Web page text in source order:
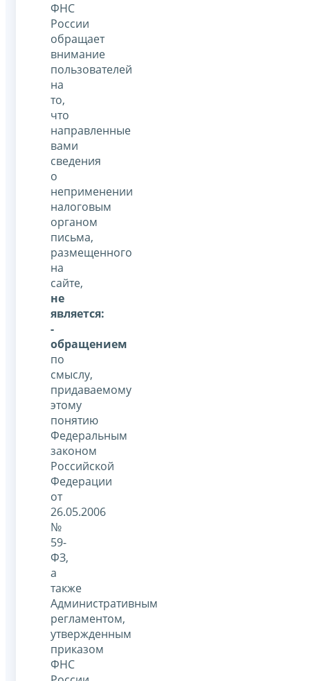
ФНС
России
обращает
внимание
пользователей
на
то,
что
направленные
вами
сведения
о
неприменении
налоговым
органом
письма,
размещенного
на
сайте,
не
является:
-
обращением
по
смыслу,
придаваемому
этому
понятию
Федеральным
законом
Российской
Федерации
от
26.05.2006
№
59-
ФЗ,
а
также
Административным
регламентом,
утвержденным
приказом
ФНС